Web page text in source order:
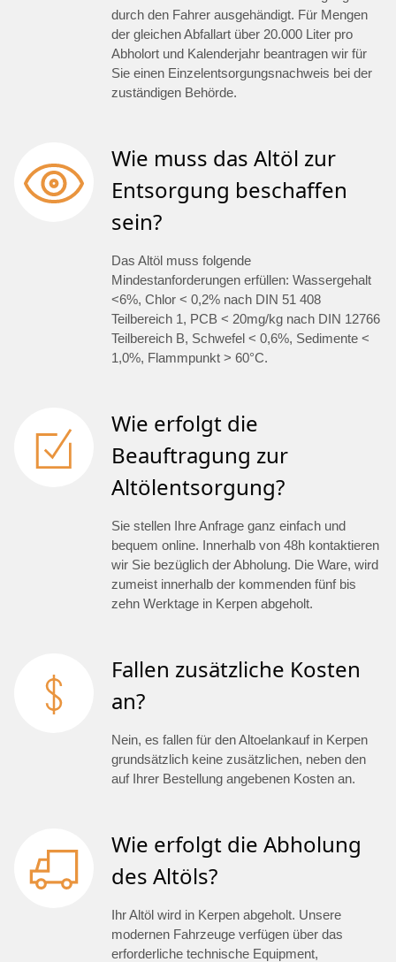
durch den Fahrer ausgehändigt. Für Mengen
der gleichen Abfallart über 20.000 Liter pro
Abholort und Kalenderjahr beantragen wir für
Sie einen Einzelentsorgungsnachweis bei der
zuständigen Behörde.
Wie muss das Altöl zur
Entsorgung beschaffen
sein?
Das Altöl muss folgende
Mindestanforderungen erfüllen: Wassergehalt
<6%, Chlor < 0,2% nach DIN 51 408
Teilbereich 1, PCB < 20mg/kg nach DIN 12766
Teilbereich B, Schwefel < 0,6%, Sedimente <
1,0%, Flammpunkt > 60°C.
Wie erfolgt die
Beauftragung zur
Altölentsorgung?
Sie stellen Ihre Anfrage ganz einfach und
bequem online. Innerhalb von 48h kontaktieren
wir Sie bezüglich der Abholung. Die Ware, wird
zumeist innerhalb der kommenden fünf bis
zehn Werktage in Kerpen abgeholt.
Fallen zusätzliche Kosten
an?
Nein, es fallen für den Altoelankauf in Kerpen
grundsätzlich keine zusätzlichen, neben den
auf Ihrer Bestellung angebenen Kosten an.
Wie erfolgt die Abholung
des Altöls?
Ihr Altöl wird in Kerpen abgeholt. Unsere
modernen Fahrzeuge verfügen über das
erforderliche technische Equipment,